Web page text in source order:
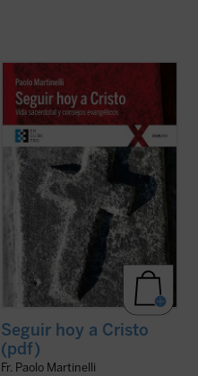
espirituales dirigidos a sacerdotes, se
ofrece como un instrumento altamente
valioso de reflexión para todo cristiano --
cualquiera que sea su estado de vida--
sobre los consejos evangélicos (pobreza,
(ver ficha)
Seguir hoy a Cristo
(pdf)
Fr. Paolo Martinelli